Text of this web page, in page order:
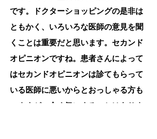
です。ドクターショッピングの是非は
ともかく、いろいろな医師の意見を聞
くことは重要だと思います。セカンド
オピニオンですね。患者さんによって
はセカンドオピニオンは診てもらって
いる医師に悪いからとおっしゃる方も
いますが、全く気にすることはありま